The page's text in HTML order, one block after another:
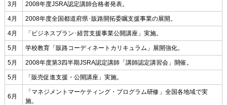
3月 2008年度JSRA認定講師合格者発表。
4月 2008年度全国都道府県･販路開拓委嘱支援事業の展開。
4月 「ビジネスプラン･経営支援事業公開講座」実施。
5月 学校教育「販路コーディネートカリキュラム」展開強化。
5月 2008年度第3四半期JSRA認定講師「講師認定講習会」開催。
5月 「販売促進支援・公開講座」実施。
6月
「マネジメントマーケティング・プログラム研修」全国各地域で実
施。